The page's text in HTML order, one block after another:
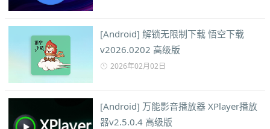
[Android] 解锁无限制下载 悟空下载
v2026.0202 高级版
2026年02月02日
[Android] 万能影音播放器 XPlayer播放
器v2.5.0.4 高级版